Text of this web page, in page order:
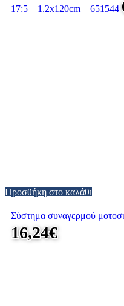
17:5 – 1.2x120cm – 651544
Προσθήκη στο καλάθι
Σύστημα συναγερμού
16,24€